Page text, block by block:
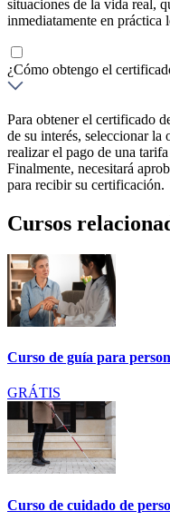
situaciones de la vida real,
inmediatamente en práctica
¿Cómo obtengo el
Para obtener el certificado
de su interés, seleccionar
realizar el pago de una
Finalmente, necesitará
para recibir su certificación.
Cursos
Curso de guía para
GRÁTIS
Curso de cuidado de